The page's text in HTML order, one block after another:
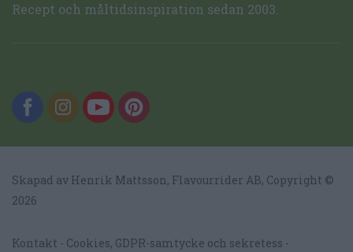
Recept och måltidsinspiration sedan 2003.
Skapad av Henrik Mattsson, Flavourrider AB, Copyright ©
2026
Kontakt Cookies, GDPR-samtycke och sekretess